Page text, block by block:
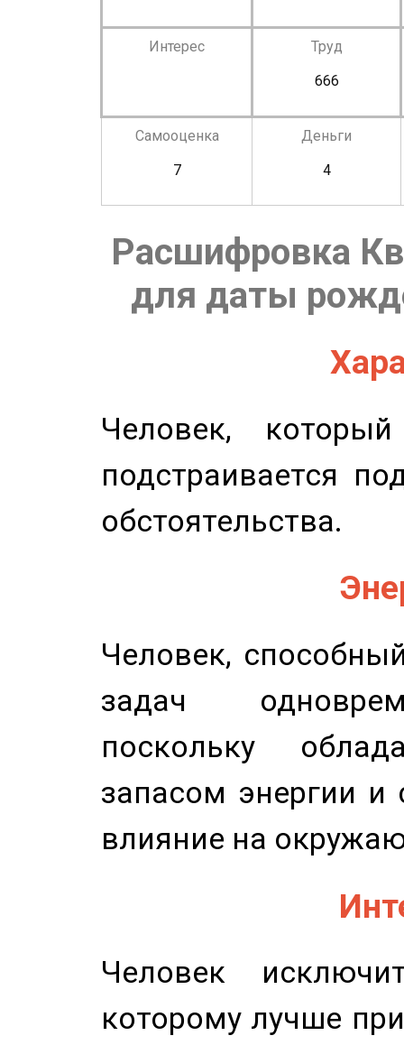
Интерес
Труд
666
Самооценка
7
Деньги
4
Расшифровка
для даты
Человек,
подстраивается
обстоятельства.
Человек,
задач
поскольку
запасом энергии и
влияние на
Человек
которому лучше